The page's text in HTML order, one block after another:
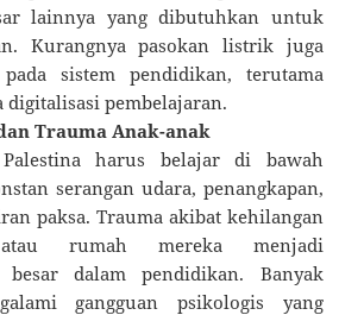
lainnya yang dibutuhkan untuk
Kurangnya pasokan listrik juga
pada sistem pendidikan, terutama
digitalisasi pembelajaran.
Trauma Anak-anak
Palestina harus belajar di bawah
serangan udara, penangkapan,
paksa. Trauma akibat kehilangan
rumah mereka menjadi
besar dalam pendidikan. Banyak
gangguan psikologis yang